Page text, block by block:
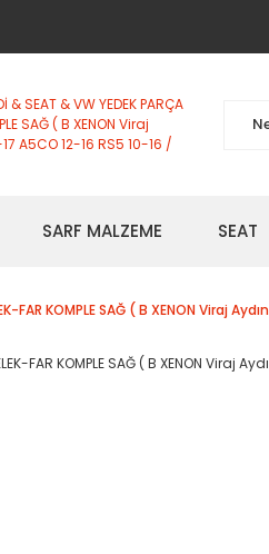
SARF MALZEME SEAT
FAR KOMPLE SAĞ ( B XENON Viraj